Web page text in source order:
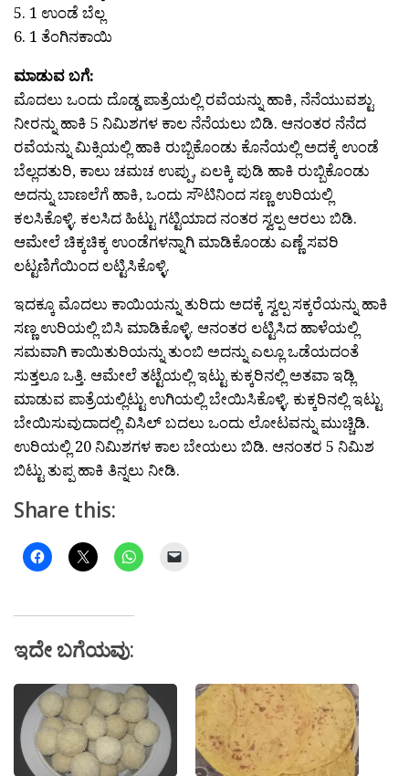
5. 1 ಉಂಡೆ ಬೆಲ್ಲ
6. 1 ತೆಂಗಿನಕಾಯಿ
ಮಾಡುವ ಬಗೆ:
ಮೊದಲು ಒಂದು ದೊಡ್ಡ ಪಾತ್ರೆಯಲ್ಲಿ ರವೆಯನ್ನು ಹಾಕಿ, ನೆನೆಯುವಶ್ಟು
ನೀರನ್ನು ಹಾಕಿ 5 ನಿಮಿಶಗಳ ಕಾಲ ನೆನೆಯಲು ಬಿಡಿ. ಆನಂತರ ನೆನೆದ
ರವೆಯನ್ನು ಮಿಕ್ಸಿಯಲ್ಲಿ ಹಾಕಿ ರುಬ್ಬಿಕೊಂಡು ಕೊನೆಯಲ್ಲಿ ಅದಕ್ಕೆ ಉಂಡೆ
ಬೆಲ್ಲದತುರಿ, ಕಾಲು ಚಮಚ ಉಪ್ಪು, ಏಲಕ್ಕಿ ಪುಡಿ ಹಾಕಿ ರುಬ್ಬಿಕೊಂಡು
ಅದನ್ನು ಬಾಣಲೆಗೆ ಹಾಕಿ, ಒಂದು ಸೌಟಿನಿಂದ ಸಣ್ಣ ಉರಿಯಲ್ಲಿ
ಕಲಸಿಕೊಳ್ಳಿ. ಕಲಸಿದ ಹಿಟ್ಟು ಗಟ್ಟಿಯಾದ ನಂತರ ಸ್ವಲ್ಪ ಆರಲು ಬಿಡಿ.
ಆಮೇಲೆ ಚಿಕ್ಕಚಿಕ್ಕ ಉಂಡೆಗಳನ್ನಾಗಿ ಮಾಡಿಕೊಂಡು ಎಣ್ಣೆ ಸವರಿ
ಲಟ್ಟಣಿಗೆಯಿಂದ ಲಟ್ಟಿಸಿಕೊಳ್ಳಿ.
ಇದಕ್ಕೂ ಮೊದಲು ಕಾಯಿಯನ್ನು ತುರಿದು ಅದಕ್ಕೆ ಸ್ವಲ್ಪ ಸಕ್ಕರೆಯನ್ನು ಹಾಕಿ
ಸಣ್ಣ ಉರಿಯಲ್ಲಿ ಬಿಸಿ ಮಾಡಿಕೊಳ್ಳಿ. ಆನಂತರ ಲಟ್ಟಿಸಿದ ಹಾಳೆಯಲ್ಲಿ
ಸಮವಾಗಿ ಕಾಯಿತುರಿಯನ್ನು ತುಂಬಿ ಅದನ್ನು ಎಲ್ಲೂ ಒಡೆಯದಂತೆ
ಸುತ್ತಲೂ ಒತ್ತಿ. ಆಮೇಲೆ ತಟ್ಟೆಯಲ್ಲಿ ಇಟ್ಟು ಕುಕ್ಕರಿನಲ್ಲಿ ಅತವಾ ಇಡ್ಲಿ
ಮಾಡುವ ಪಾತ್ರೆಯಲ್ಲಿಟ್ಟು ಉಗಿಯಲ್ಲಿ ಬೇಯಿಸಿಕೊಳ್ಳಿ. ಕುಕ್ಕರಿನಲ್ಲಿ ಇಟ್ಟು
ಬೇಯಿಸುವುದಾದಲ್ಲಿ ವಿಸಿಲ್ ಬದಲು ಒಂದು ಲೋಟವನ್ನು ಮುಚ್ಚಿಡಿ.
ಉರಿಯಲ್ಲಿ 20 ನಿಮಿಶಗಳ ಕಾಲ ಬೇಯಲು ಬಿಡಿ. ಆನಂತರ 5 ನಿಮಿಶ
ಬಿಟ್ಟು ತುಪ್ಪ ಹಾಕಿ ತಿನ್ನಲು ನೀಡಿ.
Share this:
ಇದೇ ಬಗೆಯವು: